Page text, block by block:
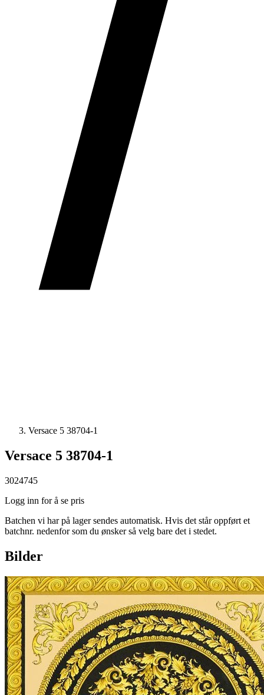
Versace 5 38704-1
Versace 5 38704-1
3024745
Logg inn for å se pris
Batchen vi har på lager sendes automatisk. Hvis det står oppført et
batchnr. nedenfor som du ønsker så velg bare det i stedet.
Bilder